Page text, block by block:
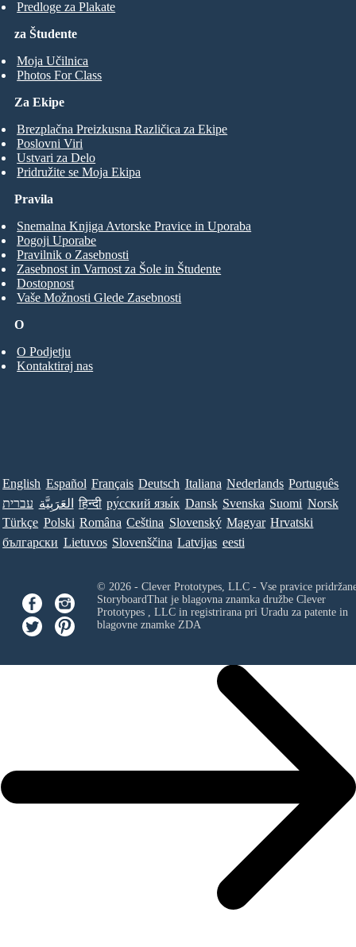
za Študente
Moja Učilnica
Photos For Class
Predloge za Plakate
Za Ekipe
Brezplačna Preizkusna Različica za Ekipe
Poslovni Viri
Ustvari za Delo
Pridružite se Moja Ekipa
O
O Podjetju
Kontaktiraj nas
Pravila
Snemalna Knjiga Avtorske Pravice in Uporaba
Pogoji Uporabe
Pravilnik o Zasebnosti
Zasebnost in Varnost za Šole in Študente
Dostopnost
Vaše Možnosti Glede Zasebnosti
English Español Français Deutsch Italiana Nederlands Português
עברית العَرَبِيَّة हिन्दी ру́сский язы́к Dansk Svenska Suomi Norsk
Türkçe Polski Româna Ceština Slovenský Magyar Hrvatski
български Lietuvos Slovenščina Latvijas eesti
© 2026 - Clever Prototypes, LLC - Vse pravice
StoryboardThat je blagovna znamka družbe Clever
Prototypes , LLCin registrirana pri Uradu za patente in
blagovne znamke ZDA